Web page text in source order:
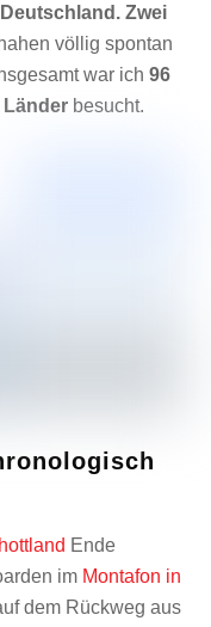
Deutschland. Zwei
völlig spontan
war ich 96
Länder besucht.
Ende
im Montafon in
dem Rückweg aus